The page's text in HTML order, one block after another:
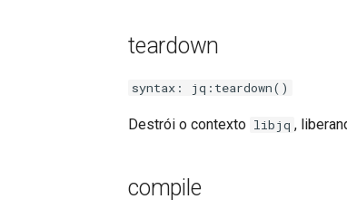
teardown
syntax: jq:teardown()
Destrói o contexto libjq ,
compile